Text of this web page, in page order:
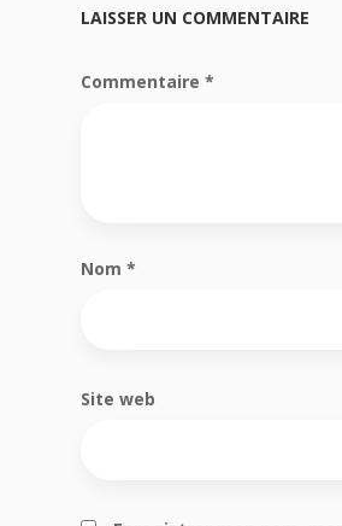
LAISSER UN COMMENTAIRE
Commentaire *
Nom *
Site web